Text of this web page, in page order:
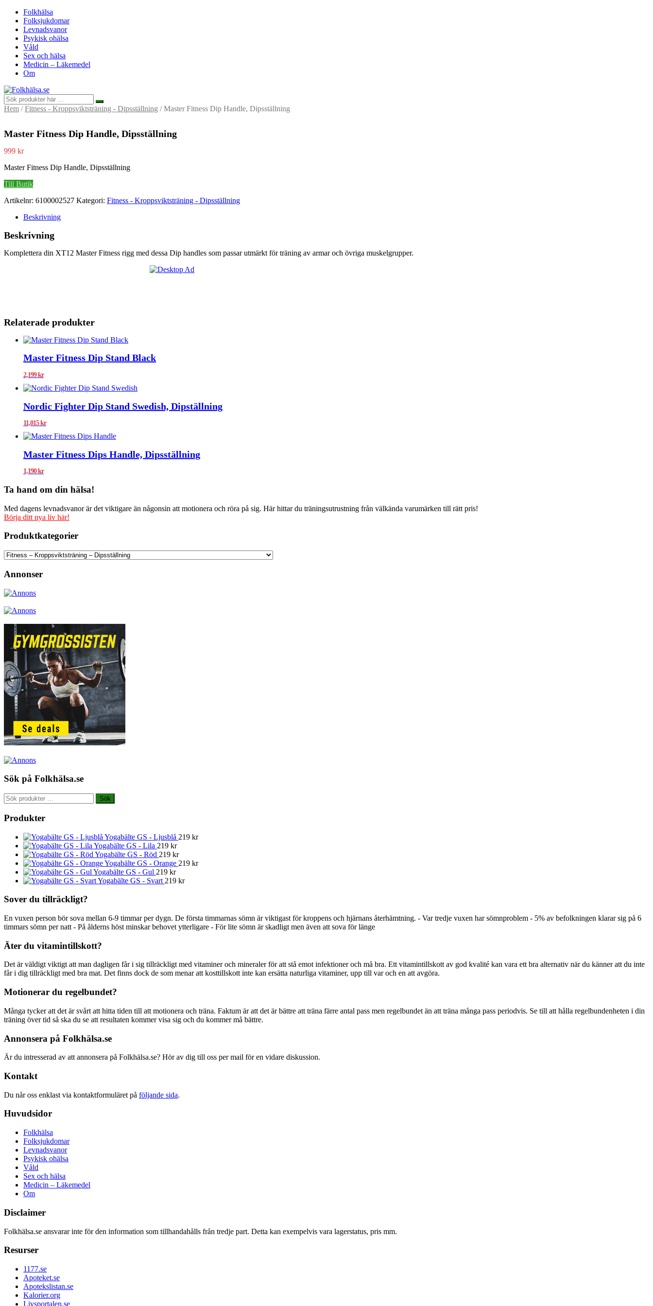
Folkhälsa
Folksjukdomar
Levnadsvanor
Psykisk ohälsa
Våld
Sex och hälsa
Medicin – Läkemedel
Om
Hem /Fitness - Kroppsviktsträning - Dipsställning / Master Fitness Dip Handle, Dipsställning
Master Fitness Dip Handle, Dipsställning
999 kr
Master Fitness Dip Handle, Dipsställning
Till Butik
Artikelnr: 6100002527 Kategori: Fitness - Kroppsviktsträning - Dipsställning
Beskrivning
Beskrivning
Komplettera din XT12 Master Fitness rigg med dessa Dip handles som passar utmärkt för träning av armar och övriga muskelgrupper.
Relaterade produkter
Master Fitness Dip Stand Black
2,199kr
Nordic Fighter Dip Stand Swedish, Dipställning
11,015kr
Master Fitness Dips Handle, Dipsställning
1,190kr
Ta hand om din hälsa!
Med dagens levnadsvanor är det viktigare än någonsin att motionera och röra på sig. Här hittar du träningsutrustning från välkända varumärken till rätt pris!
Börja ditt nya liv här!
Produktkategorier
Annonser
Sök på Folkhälsa.se
Sök
efter:
Sök
Produkter
Yogabälte GS - Ljusblå 219 kr
Yogabälte GS - Lila 219 kr
Yogabälte GS - Röd 219 kr
Yogabälte GS - Orange 219 kr
Yogabälte GS - Gul 219 kr
Yogabälte GS - Svart 219 kr
Sover du tillräckligt?
En vuxen person bör sova mellan 6-9 timmar per dygn. De första timmarnas sömn är viktigast för kroppens och hjärnans återhämtning. - Var tredje vuxen har sömnproblem - 5% av befolkningen klarar sig på 6
timmars sömn per natt - På ålderns höst minskar behovet ytterligare - För lite sömn är skadligt men även att sova för länge
Äter du vitamintillskott?
Det är väldigt viktigt att man dagligen får i sig tillräckligt med vitaminer och mineraler för att stå emot infektioner och må bra. Ett vitamintillskott av god kvalité kan vara ett bra alternativ när du känner att du inte
får i dig tillräckligt med bra mat. Det finns dock de som menar att kosttillskott inte kan ersätta naturliga vitaminer, upp till var och en att avgöra.
Motionerar du regelbundet?
Många tycker att det är svårt att hitta tiden till att motionera och träna. Faktum är att det är bättre att träna färre antal pass men regelbundet än att träna många pass periodvis. Se till att hålla regelbundenheten i din
träning över tid så ska du se att resultaten kommer visa sig och du kommer må bättre.
Annonsera på Folkhälsa.se
Är du intresserad av att annonsera på Folkhälsa.se? Hör av dig till oss per mail för en vidare diskussion.
Kontakt
Du når oss enklast via kontaktformuläret på följande sida.
Huvudsidor
Folkhälsa
Folksjukdomar
Levnadsvanor
Psykisk ohälsa
Våld
Sex och hälsa
Medicin – Läkemedel
Om
Disclaimer
Folkhälsa.se ansvarar inte för den information som tillhandahålls från tredje part. Detta kan exempelvis vara lagerstatus, pris mm.
Resurser
1177.se
Apoteket.se
Apotekslistan.se
Kalorier.org
Livsportalen.se